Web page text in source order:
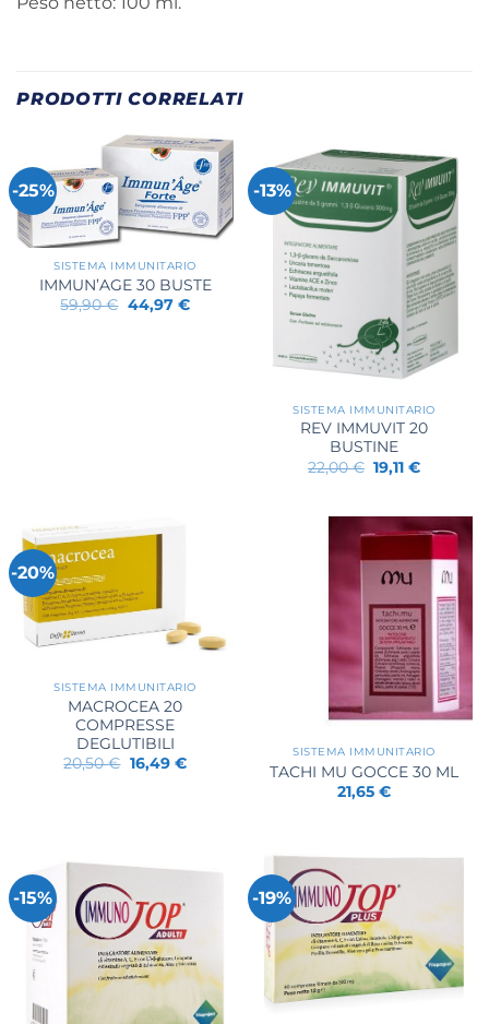
PRODOTTI CORRELATI
-25%
SISTEMA IMMUNITARIO
IMMUN’AGE 30 BUSTE
59,90€ Il
prezzo
44,97 €Il
-13%
SISTEMA IMMUNITARIO
REV IMMUVIT 20
BUSTINE
22,00€ Il
prezzo
22,00 €.
19,11€Il
19,11 €.
-20%
SISTEMA IMMUNITARIO
MACROCEA 20
COMPRESSE
DEGLUTIBILI
20,50€ Il
prezzo
16,49 €Il
SISTEMA IMMUNITARIO
TACHI MU GOCCE 30 ML
21,65 €
-15% -19%